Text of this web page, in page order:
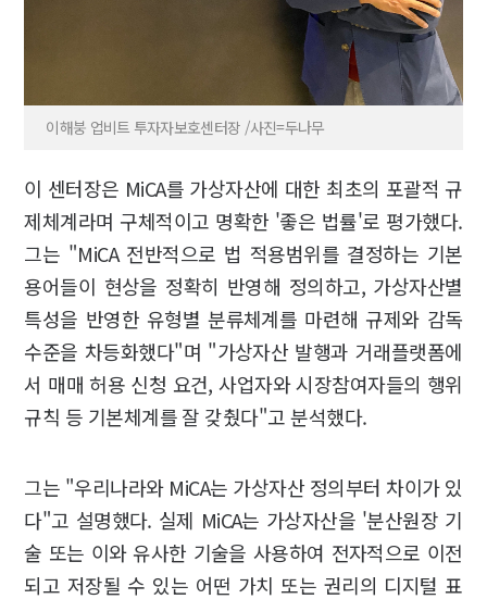
이해붕 업비트 투자자보호센터장 /사진=두나무
이 센터장은 MiCA를 가상자산에 대한 최초의 포괄적 규
제체계라며 구체적이고 명확한 '좋은 법률'로 평가했다.
그는 "MiCA 전반적으로 법 적용범위를 결정하는 기본
용어들이 현상을 정확히 반영해 정의하고, 가상자산별
특성을 반영한 유형별 분류체계를 마련해 규제와 감독
수준을 차등화했다"며 "가상자산 발행과 거래플랫폼에
서 매매 허용 신청 요건, 사업자와 시장참여자들의 행위
규칙 등 기본체계를 잘 갖췄다"고 분석했다.
그는 "우리나라와 MiCA는 가상자산 정의부터 차이가 있
다"고 설명했다. 실제 MiCA는 가상자산을 '분산원장 기
술 또는 이와 유사한 기술을 사용하여 전자적으로 이전
되고 저장될 수 있는 어떤 가치 또는 권리의 디지털 표